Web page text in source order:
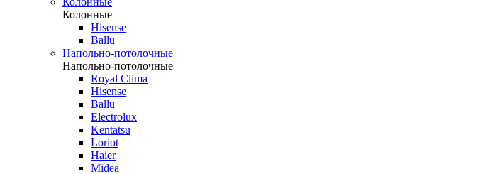
Колонные
Hisense
Ballu
Напольно-потолочные
Напольно-потолочные
Royal Clima
Hisense
Ballu
Electrolux
Kentatsu
Loriot
Haier
Midea